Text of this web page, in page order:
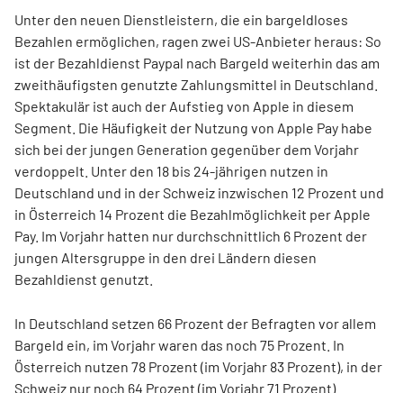
Unter den neuen Dienstleistern, die ein bargeldloses
Bezahlen ermöglichen, ragen zwei US-Anbieter heraus: So
ist der Bezahldienst Paypal nach Bargeld weiterhin das am
zweithäufigsten genutzte Zahlungsmittel in Deutschland.
Spektakulär ist auch der Aufstieg von Apple in diesem
Segment. Die Häufigkeit der Nutzung von Apple Pay habe
sich bei der jungen Generation gegenüber dem Vorjahr
verdoppelt. Unter den 18 bis 24-jährigen nutzen in
Deutschland und in der Schweiz inzwischen 12 Prozent und
in Österreich 14 Prozent die Bezahlmöglichkeit per Apple
Pay. Im Vorjahr hatten nur durchschnittlich 6 Prozent der
jungen Altersgruppe in den drei Ländern diesen
Bezahldienst genutzt.
In Deutschland setzen 66 Prozent der Befragten vor allem
Bargeld ein, im Vorjahr waren das noch 75 Prozent. In
Österreich nutzen 78 Prozent (im Vorjahr 83 Prozent), in der
Schweiz nur noch 64 Prozent (im Vorjahr 71 Prozent)